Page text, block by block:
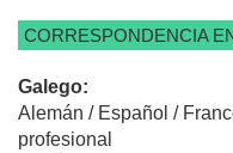
CORRESPONDENCIA
Galego:
Alemán / Español /
profesional